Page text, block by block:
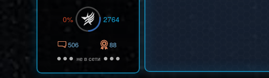
0% 2764
506 88
не в сети